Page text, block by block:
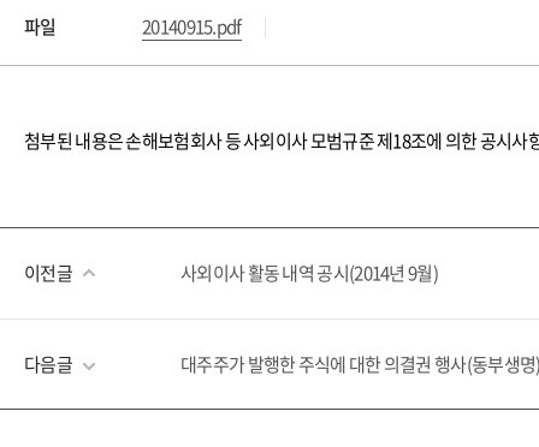
파일 20140915.pdf
첨부된 내용은 손해보험회사 등 사외이사 모범규준 제18조에 의한 공시사
이전글 사외이사 활동 내역 공시(2014년 9월)
다음글 대주주가 발행한 주식에 대한 의결권 행사(동부생